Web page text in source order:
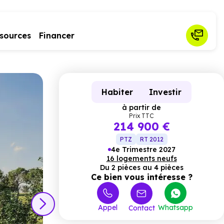
Financer
Habiter Investir
à partir de
Prix TTC
214 900 €
PTZ RT 2012
4e Trimestre 2027
16 logements neufs
Du 2 pièces au 4 pièces
Ce bien vous intéresse ?
Appel Contact Whatsapp